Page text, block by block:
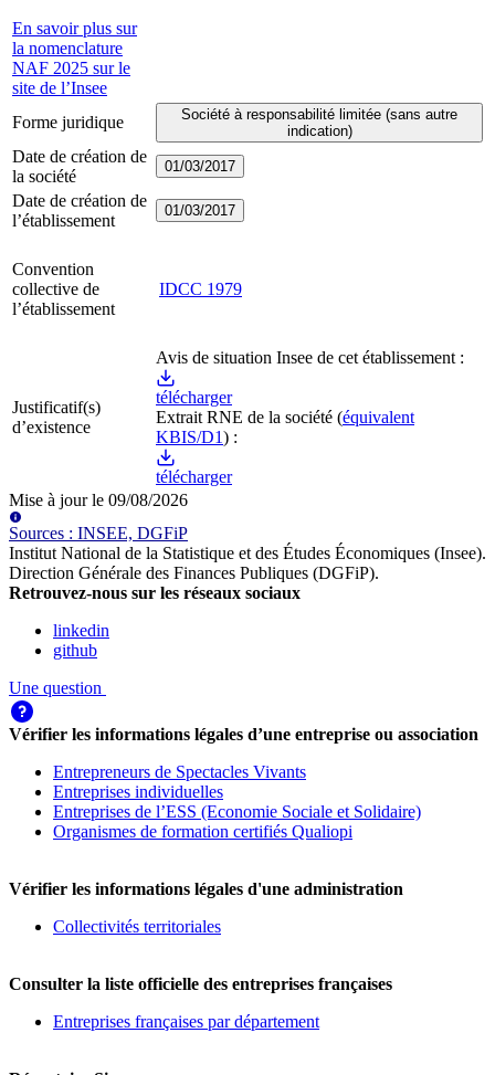
En savoir plus sur
la nomenclature
NAF 2025 sur le
site de l’Insee
Forme juridique
Société à responsabilité limitée (sans autre
indication)
Date de création de
la société
01/03/2017
Date de création de
l’établissement
01/03/2017
Convention
collective de
l’établissement
IDCC 1979
Justificatif(s)
d’existence
Avis de situation Insee de cet établissement :
télécharger
Extrait RNE de la société (équivalent
KBIS/D1) :
télécharger
Mise à jour le 09/08/2026
Sources : INSEE, DGFiP
Institut National de la Statistique et des Études Économiques (Insee).
Direction Générale des Finances Publiques (DGFiP).
Retrouvez-nous sur les réseaux sociaux
linkedin
github
Une question
Vérifier les informations légales d’une entreprise ou association
Entrepreneurs de Spectacles Vivants
Entreprises individuelles
Entreprises de l’ESS (Economie Sociale et Solidaire)
Organismes de formation certifiés Qualiopi
Vérifier les informations légales d'une administration
Collectivités territoriales
Consulter la liste officielle des entreprises françaises
Entreprises françaises par département